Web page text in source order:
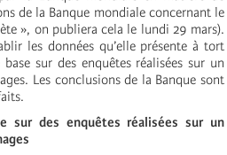
de la Banque mondiale concernant le
», on publiera cela le lundi 29 mars).
les données qu’elle présente à tort
sur des enquêtes réalisées sur un
Les conclusions de la Banque sont
sur des enquêtes réalisées sur un